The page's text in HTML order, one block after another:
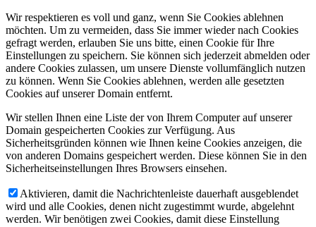
Wir respektieren es voll und ganz, wenn Sie Cookies ablehnen
möchten. Um zu vermeiden, dass Sie immer wieder nach Cookies
gefragt werden, erlauben Sie uns bitte, einen Cookie für Ihre
Einstellungen zu speichern. Sie können sich jederzeit abmelden oder
andere Cookies zulassen, um unsere Dienste vollumfänglich nutzen
zu können. Wenn Sie Cookies ablehnen, werden alle gesetzten
Cookies auf unserer Domain entfernt.
Wir stellen Ihnen eine Liste der von Ihrem Computer auf unserer
Domain gespeicherten Cookies zur Verfügung. Aus
Sicherheitsgründen können wie Ihnen keine Cookies anzeigen, die
von anderen Domains gespeichert werden. Diese können Sie in den
Sicherheitseinstellungen Ihres Browsers einsehen.
Aktivieren, damit die Nachrichtenleiste dauerhaft ausgeblendet
wird und alle Cookies, denen nicht zugestimmt wurde, abgelehnt
werden. Wir benötigen zwei Cookies, damit diese Einstellung